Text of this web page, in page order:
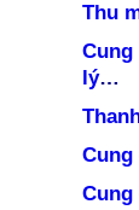
Thu
lý…
Cung